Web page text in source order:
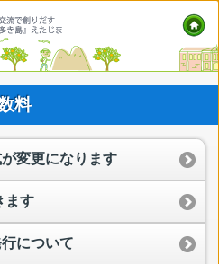
料
変更になります
ます
について